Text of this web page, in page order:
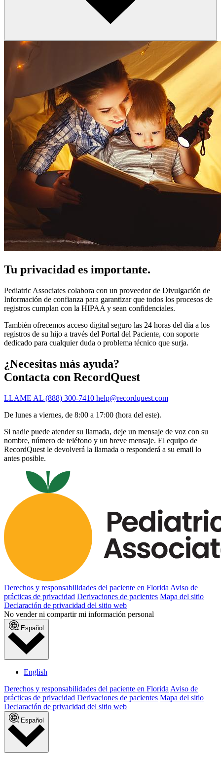
Tu privacidad es importante.
Pediatric Associates colabora con un proveedor de Divulgación de
Información de confianza para garantizar que todos los procesos de
registros cumplan con la HIPAA y sean confidenciales.
También ofrecemos acceso digital seguro las 24 horas del día a los
registros de su hijo a través del Portal del Paciente, con soporte
dedicado para cualquier duda o problema técnico que surja.
¿Necesitas más ayuda?
Contacta con RecordQuest
LLAME AL (888) 300-7410 help@recordquest.com
De lunes a viernes, de 8:00 a 17:00 (hora del este).
Si nadie puede atender su llamada, deje un mensaje de voz con su
nombre, número de teléfono y un breve mensaje. El equipo de
RecordQuest le devolverá la llamada o responderá a su email lo
antes posible.
Derechos y responsabilidades del paciente en Florida Aviso de
prácticas de privacidad Derivaciones de pacientes Mapa del sitio
Declaración de privacidad del sitio web
No vender ni compartir mi información personal
Español
English
Derechos y responsabilidades del paciente en FloridaAviso de
prácticas de privacidad Derivaciones de pacientes Mapa del sitio
Declaración de privacidad del sitio web
Español